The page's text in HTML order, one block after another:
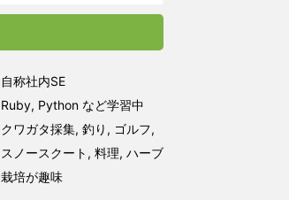
自称社内SE
Ruby, Python など学習中
クワガタ採集, 釣り, ゴルフ,
スノースクート, 料理, ハーブ
栽培が趣味